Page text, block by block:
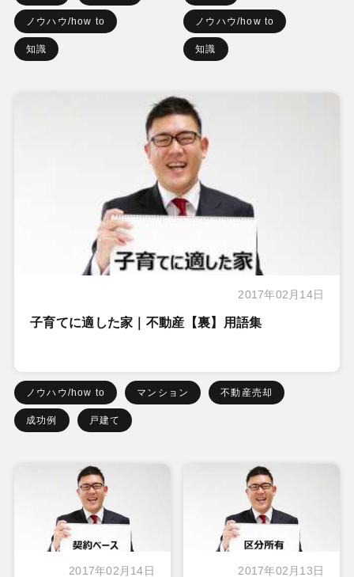
ノウハウ/how to
知識
ノウハウ/how to
知識
2017年02月14日
子育てに適した家｜不動産【裏】用語集
ノウハウ/how to マンション 不動産売却
成功例 戸建て
2017年02月14日 2017年02月13日